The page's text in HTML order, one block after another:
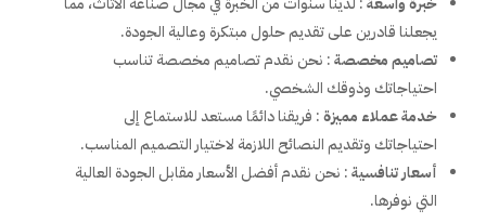
يجعلنا قادرين على تقديم حلول مبتكرة وعالية الجودة.
تصاميم مخصصة: نحن نقدم تصاميم مخصصة تناسب
احتياجاتك وذوقك الشخصي.
خدمة عملاء مميزة: فريقنا دائمًا مستعد للاستماع إلى
احتياجاتك وتقديم النصائح اللازمة لاختيار التصميم المناسب.
أسعار تنافسية: نحن نقدم أفضل الأسعار مقابل الجودة العالية
التي نوفرها.